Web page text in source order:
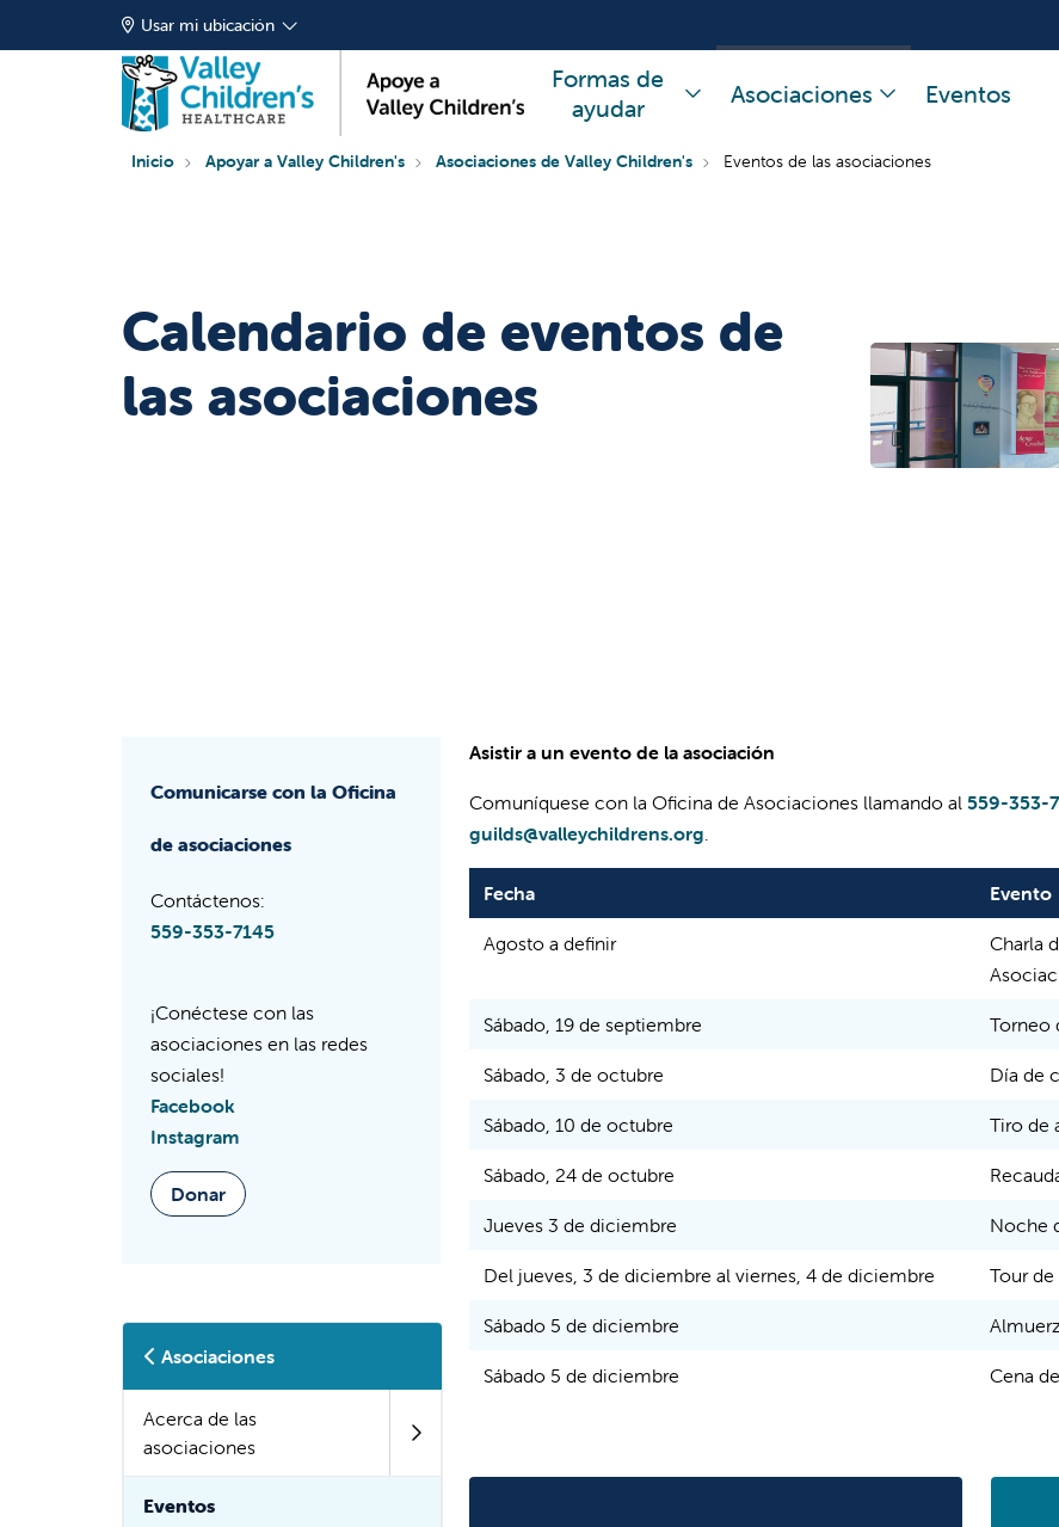
Usar mi ubicación
Formas de
ayudar
Asociaciones Eventos
Inicio Apoyar a Valley Children's Asociaciones de Valley Children's Eventos de las asociaciones
Calendario de eventos de
las asociaciones
Comunicarse con la Oficina
de asociaciones
Contáctenos:
559-353-7145
¡Conéctese con las
asociaciones en las redes
sociales!
Facebook
Instagram
Donar
Asociaciones
Acerca de las
asociaciones
Eventos
Asistir a un evento de la asociación
Comuníquese con la Oficina de Asociaciones llamando al 559-353-
guilds@valleychildrens.org
Fecha Evento
Agosto a definir
Charla
Sábado, 19 de septiembre Torneo
Sábado, 3 de octubre Día de
Sábado, 10 de octubre Tiro de
Sábado, 24 de octubre
Jueves 3 de diciembre Noche
Del jueves, 3 de diciembre al viernes, 4 de diciembre Tour
Sábado 5 de diciembre
Sábado 5 de diciembre Cena